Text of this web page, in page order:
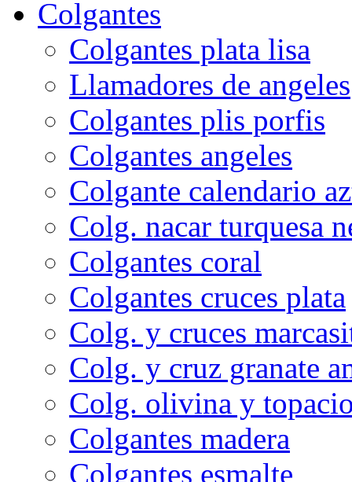
Colgantes
Colgantes plata lisa
Llamadores de angeles
Colgantes plis porfis
Colgantes angeles
Colgante calendario
Colg. nacar turquesa
Colgantes coral
Colgantes cruces plata
Colg. y cruces
Colg. y cruz granate
Colg. olivina y
Colgantes madera
Colgantes esmalte